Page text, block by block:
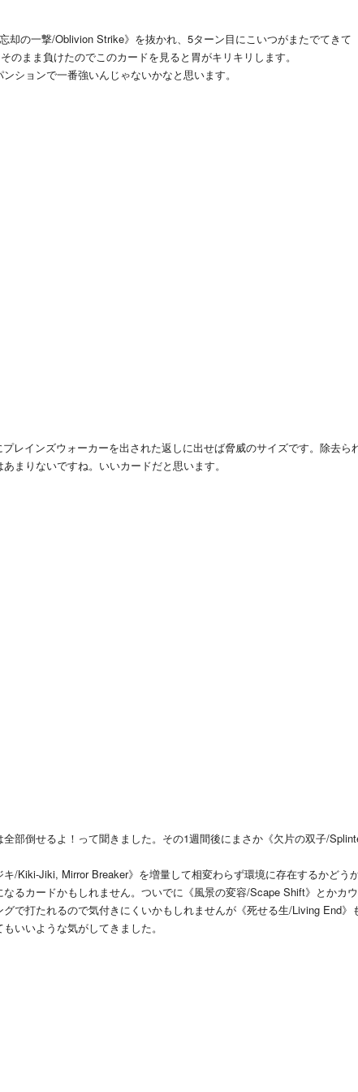
却の一撃/Oblivion Strike》を抜かれ、5ターン目にこいつがまたでてきて
のまま負けたのでこのカードを見ると胃がキリキリします。
ションで一番強いんじゃないかなと思います。
レインズウォーカーを出された返しに出せば脅威のサイズです。除去ら
まりないですね。いいカードだと思います。
全部倒せるよ！って聞きました。その1週間後にまさか《欠片の双子/
キ/Kiki-Jiki, Mirror Breaker》を増量して相変わらず環境に存在するかどう
るカードかもしれません。ついでに《風景の変容/Scape Shift》とかカ
で打たれるので気付きにくいかもしれませんが《死せる生/Living End》
いいような気がしてきました。